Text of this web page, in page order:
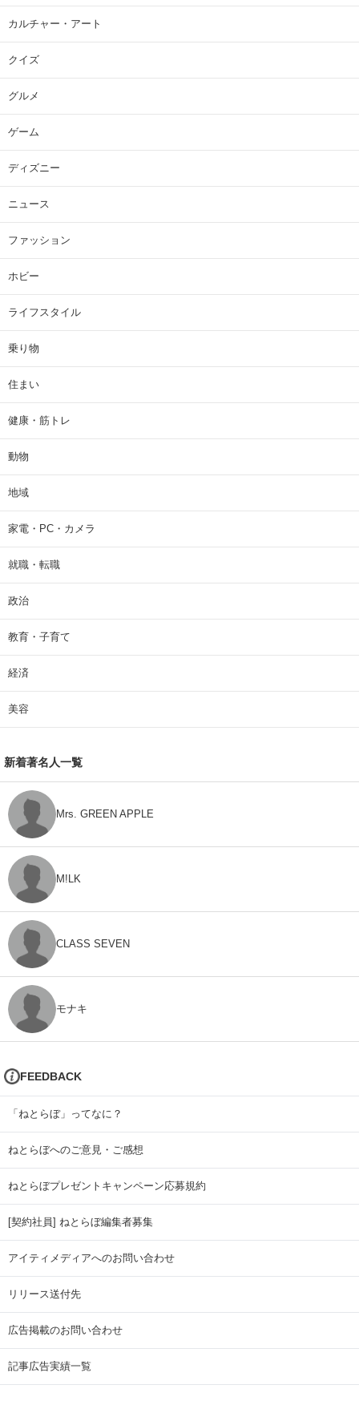
カルチャー・アート
クイズ
グルメ
ゲーム
ディズニー
ニュース
ファッション
ホビー
ライフスタイル
乗り物
住まい
健康・筋トレ
動物
地域
家電・PC・カメラ
就職・転職
政治
教育・子育て
経済
美容
新着著名人一覧
Mrs. GREEN APPLE
M!LK
CLASS SEVEN
モナキ
FEEDBACK
「ねとらぼ」ってなに？
ねとらぼへのご意見・ご感想
ねとらぼプレゼントキャンペーン応募規約
[契約社員] ねとらぼ編集者募集
アイティメディアへのお問い合わせ
リリース送付先
広告掲載のお問い合わせ
記事広告実績一覧